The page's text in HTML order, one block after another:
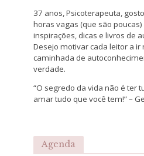
37 anos, Psicoterapeuta,
horas vagas (que são
inspirações, dicas e livros de
Desejo motivar cada leitor a
caminhada de
verdade.
“O segredo da vida não é ter
amar tudo que você tem!” –
Agenda